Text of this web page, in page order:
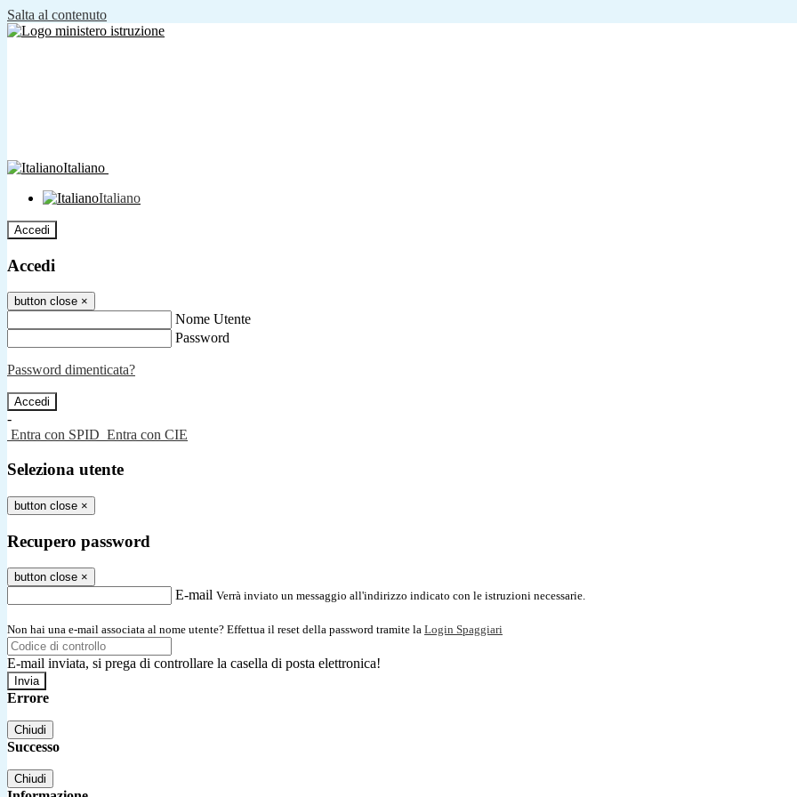
Salta al contenuto
Italiano
Italiano
Accedi
Accedi
button close ×
Nome Utente
Password
Password dimenticata?
-
Entra con SPID Entra con CIE
Seleziona utente
button close ×
Recupero password
button close ×
E-mail Verrà inviato un messaggio all'indirizzo indicato con le istruzioni necessarie.
Non hai una e-mail associata al nome utente? Effettua il reset della password tramite la Login Spaggiari
E-mail inviata, si prega di controllare la casella di posta elettronica!
Errore
Chiudi
Successo
Chiudi